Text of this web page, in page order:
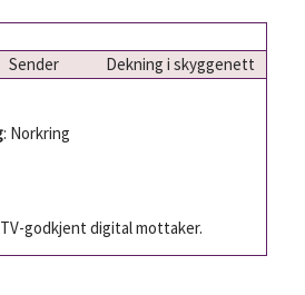
Sender
Dekning i skyggenett
: Norkring
godkjent digital mottaker.